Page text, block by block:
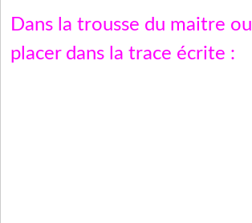
Dans la trousse du maitre
placer dans la trace écrite :